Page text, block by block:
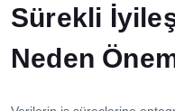
Sürekli
Neden